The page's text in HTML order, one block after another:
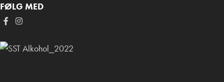
FØLG MED